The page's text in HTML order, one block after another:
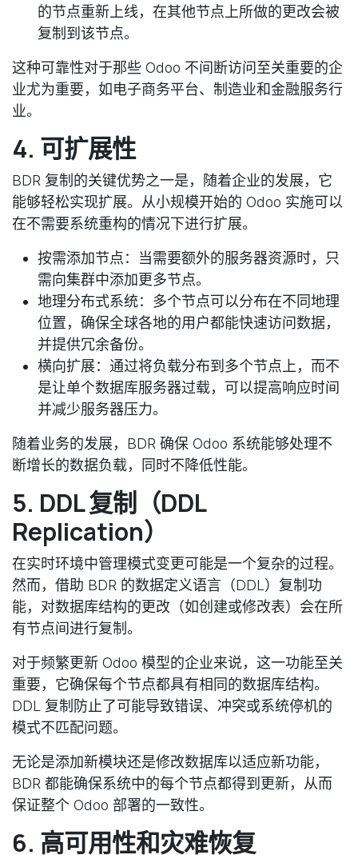
的节点重新上线，在其他节点上所做的更改会被
复制到该节点。
这种可靠性对于那些 Odoo 不间断访问至关重要的企
业尤为重要，如电子商务平台、制造业和金融服务行
业。
4. 可扩展性
BDR 复制的关键优势之一是，随着企业的发展，它
能够轻松实现扩展。从小规模开始的 Odoo 实施可以
在不需要系统重构的情况下进行扩展。
按需添加节点：当需要额外的服务器资源时，只
需向集群中添加更多节点。
地理分布式系统：多个节点可以分布在不同地理
位置，确保全球各地的用户都能快速访问数据，
并提供冗余备份。
横向扩展：通过将负载分布到多个节点上，而不
是让单个数据库服务器过载，可以提高响应时间
并减少服务器压力。
随着业务的发展，BDR 确保 Odoo 系统能够处理不
断增长的数据负载，同时不降低性能。
5. DDL 复制（DDL
Replication）
在实时环境中管理模式变更可能是一个复杂的过程。
然而，借助 BDR 的数据定义语言（DDL）复制功
能，对数据库结构的更改（如创建或修改表）会在所
有节点间进行复制。
对于频繁更新 Odoo 模型的企业来说，这一功能至关
重要，它确保每个节点都具有相同的数据库结构。
DDL 复制防止了可能导致错误、冲突或系统停机的
模式不匹配问题。
无论是添加新模块还是修改数据库以适应新功能，
BDR 都能确保系统中的每个节点都得到更新，从而
保证整个 Odoo 部署的一致性。
6. 高可用性和灾难恢复